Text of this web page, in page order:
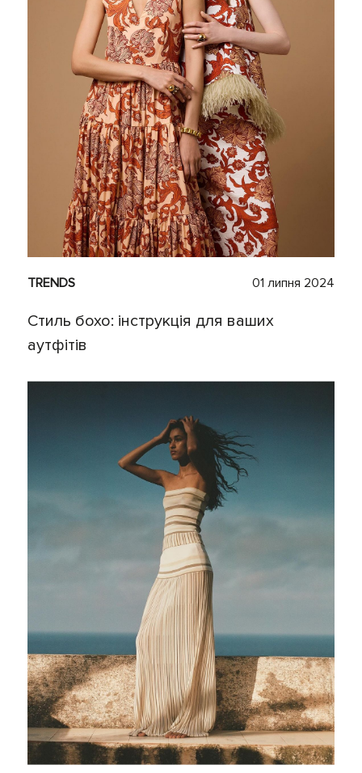
TRENDS 01 липня 2024
Стиль бохо: інструкція для ваших
аутфітів